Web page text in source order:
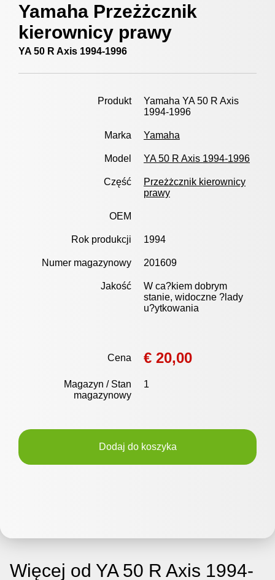
Yamaha Przeżżcznik
kierownicy prawy
YA 50 R Axis 1994-1996
Produkt
Yamaha YA 50 R Axis
1994-1996
Marka Yamaha
Model YA 50 R Axis 1994-1996
Część
Przeżżcznik kierownicy
prawy
OEM
Rok produkcji 1994
Numer magazynowy 201609
Jakość
W ca?kiem dobrym
stanie, widoczne ?lady
u?ytkowania
Cena € 20,00
Magazyn / Stan
magazynowy
1
Dodaj do koszyka
Więcej od YA 50 R Axis 1994-